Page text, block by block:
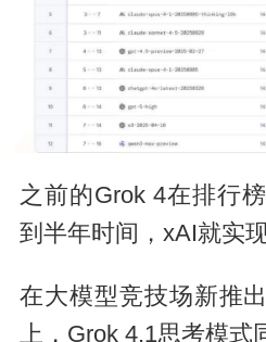
之前的Grok 4在排行
到半年时间，xAI就实
在大模型竞技场新推
上，Grok 4.1思考模式